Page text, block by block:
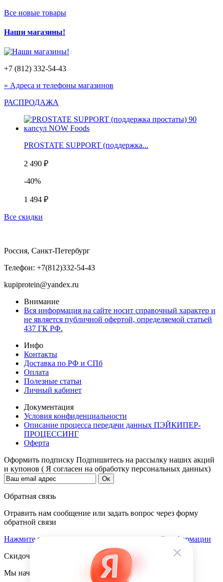
Все новые товары
Наши магазины!
+7 (812) 332-54-43
» Адреса и телефоны магазинов
РАСПРОДАЖА
PROSTATE SUPPORT (поддержка...
2 490 ₽
-40%
1 494 ₽
Все скидки
Россия, Санкт-Петербург
Телефон: +7(812)332-54-43
kupiprotein@yandex.ru
Внимание
Вся информация на сайте носит справочный характер и
не является публичной офертой, определяемой статьей
437 ГК РФ.
Инфо
Контакты
Доставка по РФ и СПб
Оплата
Полезные статьи
Личный кабинет
Документация
Условия конфиденциальности
Описание процесса передачи данных ПЭЙКИПЕР-
ПРОЦЕССИНГ
Оферта
Оформить подписку Подпишитесь на рассылку наших акций
и купонов ( Я согласен на обработку персональных данных)
Обратная связь
Отравить нам сообщение или задать вопрос через форму
обратной связи
Нажмите здесь для получения дополнительной информации
Скидочная система
Мы начисляем кэшбэк с покупок